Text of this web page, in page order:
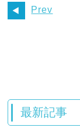
Prev
最新記事